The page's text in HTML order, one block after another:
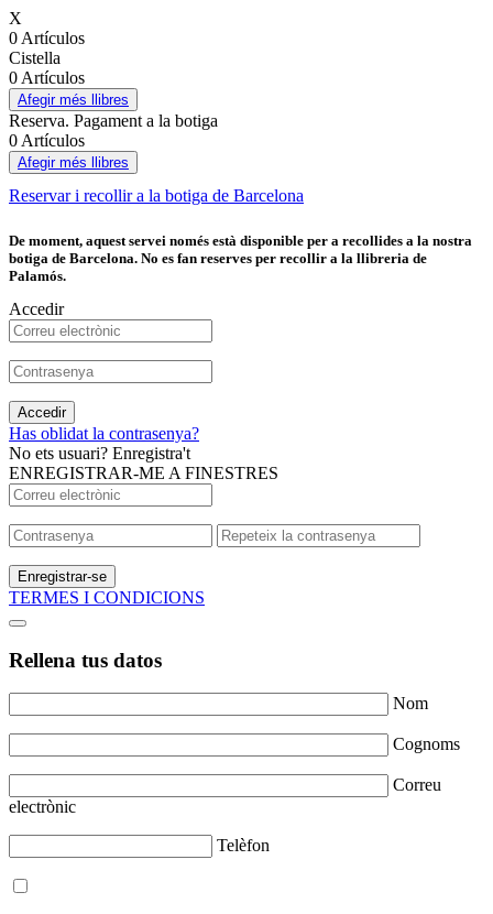
X
0 Artículos
Cistella
0 Artículos
Afegir més llibres
Reserva. Pagament a la botiga
0 Artículos
Afegir més llibres
Reservar i recollir a la botiga de Barcelona
De moment, aquest servei només està disponible per a recollides a la nostra
botiga de Barcelona. No es fan reserves per recollir a la llibreria de
Palamós.
Accedir
Accedir
Has oblidat la contrasenya?
No ets usuari? Enregistra't
ENREGISTRAR-ME A FINESTRES
Enregistrar-se
TERMES I CONDICIONS
Rellena tus datos
Nom
Cognoms
Correu
electrònic
Telèfon